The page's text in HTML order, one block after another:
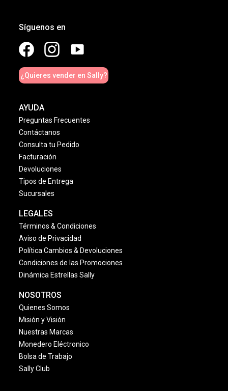
Síguenos en
¿Quieres vender en Sally?
AYUDA
Preguntas Frecuentes
Contáctanos
Consulta tu Pedido
Facturación
Devoluciones
Tipos de Entrega
Sucursales
LEGALES
Términos & Condiciones
Aviso de Privacidad
Política Cambios & Devoluciones
Condiciones de las Promociones
Dinámica Estrellas Sally
NOSOTROS
Quienes Somos
Misión y Visión
Nuestras Marcas
Monedero Eléctronico
Bolsa de Trabajo
Sally Club